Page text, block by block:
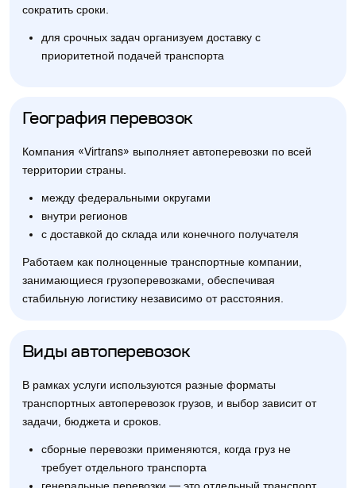
сократить сроки.
для срочных задач организуем доставку с
приоритетной подачей транспорта
География перевозок
Компания «Virtrans» выполняет автоперевозки по всей
территории страны.
между федеральными округами
внутри регионов
с доставкой до склада или конечного получателя
Работаем как полноценные транспортные компании,
занимающиеся грузоперевозками, обеспечивая
стабильную логистику независимо от расстояния.
Виды автоперевозок
В рамках услуги используются разные форматы
транспортных автоперевозок грузов, и выбор зависит от
задачи, бюджета и сроков.
сборные перевозки применяются, когда груз не
требует отдельного транспорта